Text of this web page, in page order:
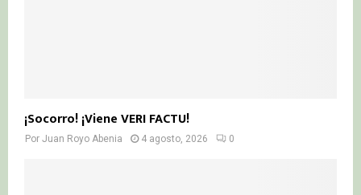
¡Socorro! ¡Viene VERI FACTU!
Por Juan Royo Abenia 4 agosto, 2026 0